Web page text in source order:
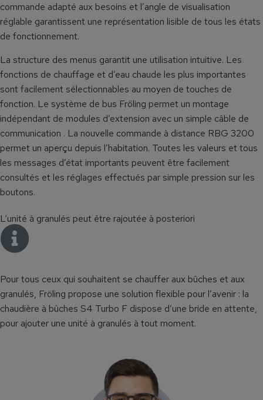
commande adapté aux besoins et l’angle de visualisation
réglable garantissent une représentation lisible de tous les états
de fonctionnement.
La structure des menus garantit une utilisation intuitive. Les
fonctions de chauffage et d’eau chaude les plus importantes
sont facilement sélectionnables au moyen de touches de
fonction. Le système de bus Fröling permet un montage
indépendant de modules d’extension avec un simple câble de
communication . La nouvelle commande à distance RBG 3200
permet un aperçu depuis l’habitation. Toutes les valeurs et tous
les messages d’état importants peuvent être facilement
consultés et les réglages effectués par simple pression sur les
boutons.
L‘unité à granulés peut être rajoutée à posteriori
Pour tous ceux qui souhaitent se chauffer aux bûches et aux
granulés, Fröling propose une solution flexible pour l’avenir : la
chaudière à bûches S4 Turbo F dispose d’une bride en attente,
pour ajouter une unité à granulés à tout moment.